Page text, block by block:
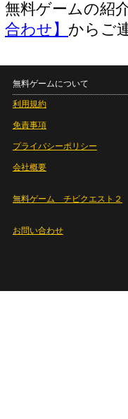
無料ゲームの紹
合わせ】 からご
無料ゲームについて
利用規約
免責事項
プライバシーポリシー
会社概要
無料ゲーム チビクエスト２
お問い合わせ